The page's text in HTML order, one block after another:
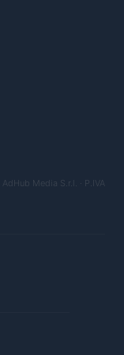
AdHub Media S.r.l. · P.IVA